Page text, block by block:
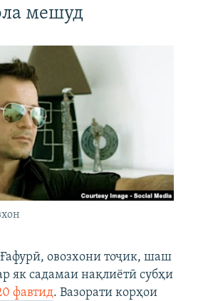
мешуд
овозхони тоҷик, шаш
як садамаи нақлиётӣ субҳи
фавтид. Вазорати корҳои